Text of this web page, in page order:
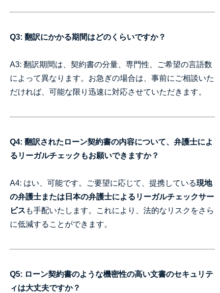
Q3: 翻訳にかかる期間はどのくらいですか？
A3: 翻訳期間は、契約書の分量、専門性、ご希望の言語数
によって異なります。お急ぎの場合は、事前にご相談いた
だければ、可能な限り迅速に対応させていただきます。
Q4: 翻訳されたローン契約書の内容について、弁護士によ
るリーガルチェックもお願いできますか？
A4: はい、可能です。ご要望に応じて、提携している現地
の弁護士または日本の弁護士によるリーガルチェックサー
ビス も手配いたします。これにより、法的なリスクをさら
に低減することができます。
Q5: ローン契約書のような機密性の高い文書のセキュリテ
ィは大丈夫ですか？